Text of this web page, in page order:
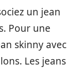
un jean
Pour une
skinny avec
Les jeans